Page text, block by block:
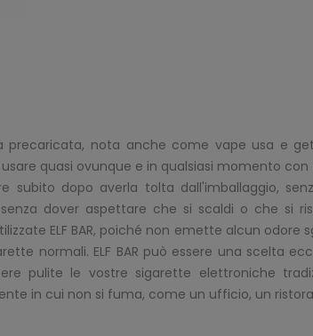
precaricata, nota anche come vape usa e
quasi ovunque e in qualsiasi momento con
subito dopo averla tolta dall'imballaggio,
dover aspettare che si scaldi o che si
ELF BAR, poiché non emette alcun odore
normali. ELF BAR può essere una scelta
pulite le vostre sigarette elettroniche
in cui non si fuma, come un ufficio, un